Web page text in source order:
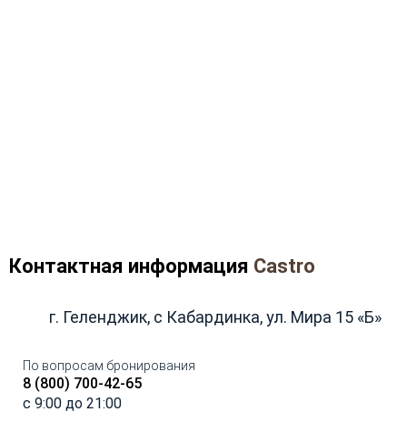
Контактная информация Castro
г. Геленджик, с Кабардинка, ул. Мира 15 «Б»
По вопросам бронирования
8 (800) 700-42-65
c 9:00 до 21:00